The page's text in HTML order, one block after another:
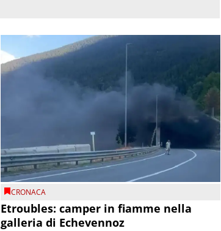
CRONACA
Etroubles: camper in fiamme nella
galleria di Echevennoz